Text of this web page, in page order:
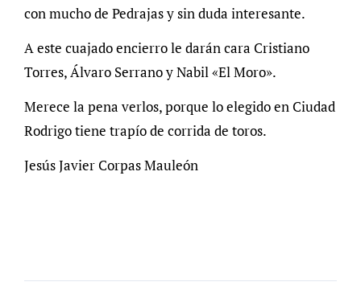
con mucho de Pedrajas y sin duda interesante.
A este cuajado encierro le darán cara Cristiano
Torres, Álvaro Serrano y Nabil «El Moro».
Merece la pena verlos, porque lo elegido en Ciudad
Rodrigo tiene trapío de corrida de toros.
Jesús Javier Corpas Mauleón